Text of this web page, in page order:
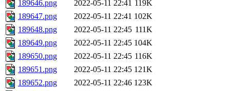
189646.png
2022-05-11 22:41 119K
189647.png
2022-05-11 22:41 102K
189648.png
2022-05-11 22:45 111K
189649.png
2022-05-11 22:45 104K
189650.png
2022-05-11 22:45 116K
189651.png
2022-05-11 22:45 121K
189652.png
2022-05-11 22:46 123K